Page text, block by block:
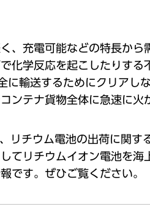
、充電可能などの特⻑か
化学反応を起こしたりす
輸送するためにクリアし
ンテナ貨物全体に急速に⽕
リチウム電池の出荷に関す
てリチウムイオン電池を
です。ぜひご覧ください。